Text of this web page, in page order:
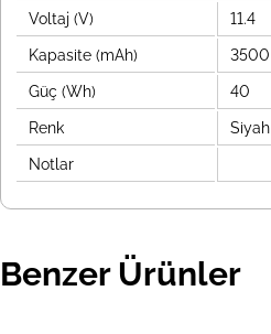
Voltaj (V) 11.4
Kapasite (mAh) 3500
Güç (Wh) 40
Renk Siyah
Notlar
Benzer Ürünler